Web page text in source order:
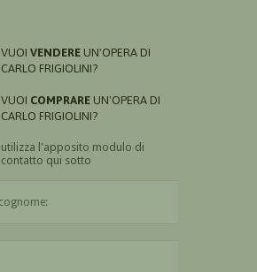
VUOI VENDERE UN'OPERA DI
CARLO FRIGIOLINI?
VUOI COMPRARE UN'OPERA DI
CARLO FRIGIOLINI?
utilizza l'apposito modulo di
contatto qui sotto